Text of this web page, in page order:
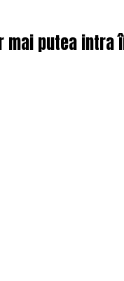
putea intra